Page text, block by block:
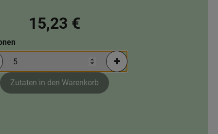
15,23 €
verringern (aktuell 5 Portionen ausgewählt)
Portionen erhöhen (aktuell 5
Zutaten in den Warenkorb